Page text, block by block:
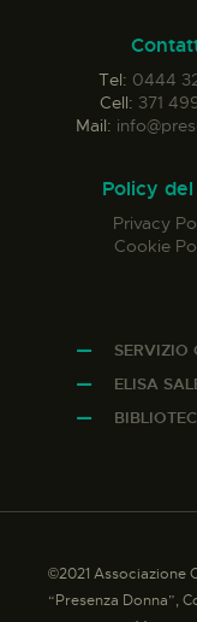
Tel: 0444
Cell: 371
Mail:
Policy
Privacy
Cookie
SERVIZIO
ELISA
©2021 Associazione
“Presenza Donna”,